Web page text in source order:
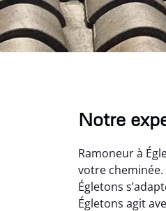
Notre
Ramoneur à
votre
Égletons
Égletons agit